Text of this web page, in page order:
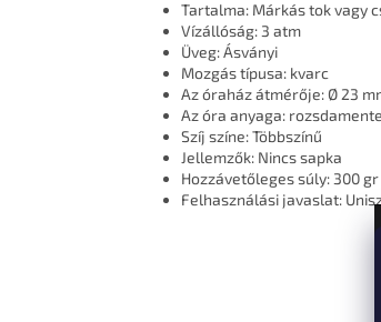
Tartalma: Márkás tok vagy
Vízállóság: 3 atm
Üveg: Ásványi
Mozgás típusa: kvarc
Az óraház átmérője: Ø 23
Az óra anyaga:
Szíj színe: Többszínű
Jellemzők: Nincs sapka
Hozzávetőleges súly: 300 gr
Felhasználási javaslat: